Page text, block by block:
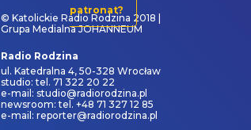
patronat?
© Katolickie Radio Rodzina 2018 |
Grupa Medialna JOHANNEUM
Radio Rodzina
ul. Katedralna 4, 50-328 Wrocław
studio: tel. 71 322 20 22
e-mail: studio@radiorodzina.pl
newsroom: tel. +48 71 327 12 85
e-mail: reporter@radiorodzina.pl